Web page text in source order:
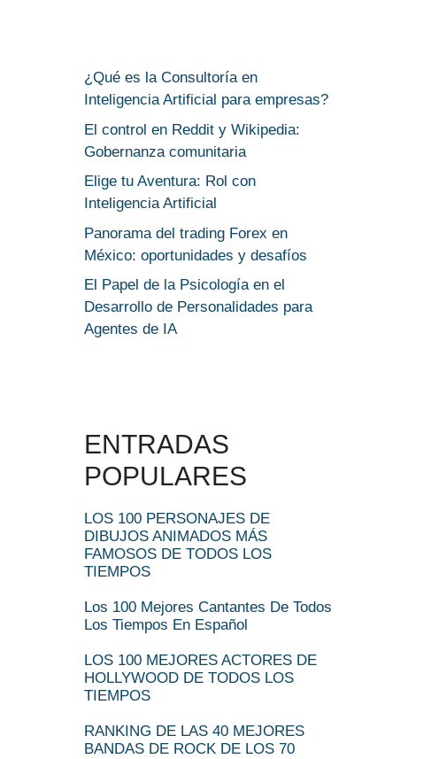
¿Qué es la Consultoría en
Inteligencia Artificial para empresas?
El control en Reddit y Wikipedia:
Gobernanza comunitaria
Elige tu Aventura: Rol con
Inteligencia Artificial
Panorama del trading Forex en
México: oportunidades y desafíos
El Papel de la Psicología en el
Desarrollo de Personalidades para
Agentes de IA
ENTRADAS
POPULARES
LOS 100 PERSONAJES DE
DIBUJOS ANIMADOS MÁS
FAMOSOS DE TODOS LOS
TIEMPOS
Los 100 Mejores Cantantes De Todos
Los Tiempos En Español
LOS 100 MEJORES ACTORES DE
HOLLYWOOD DE TODOS LOS
TIEMPOS
RANKING DE LAS 40 MEJORES
BANDAS DE ROCK DE LOS 70